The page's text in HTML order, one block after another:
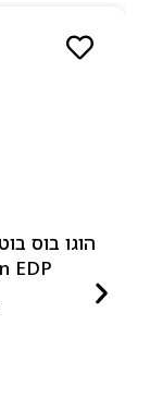
Bottled Beyond for Women EDP